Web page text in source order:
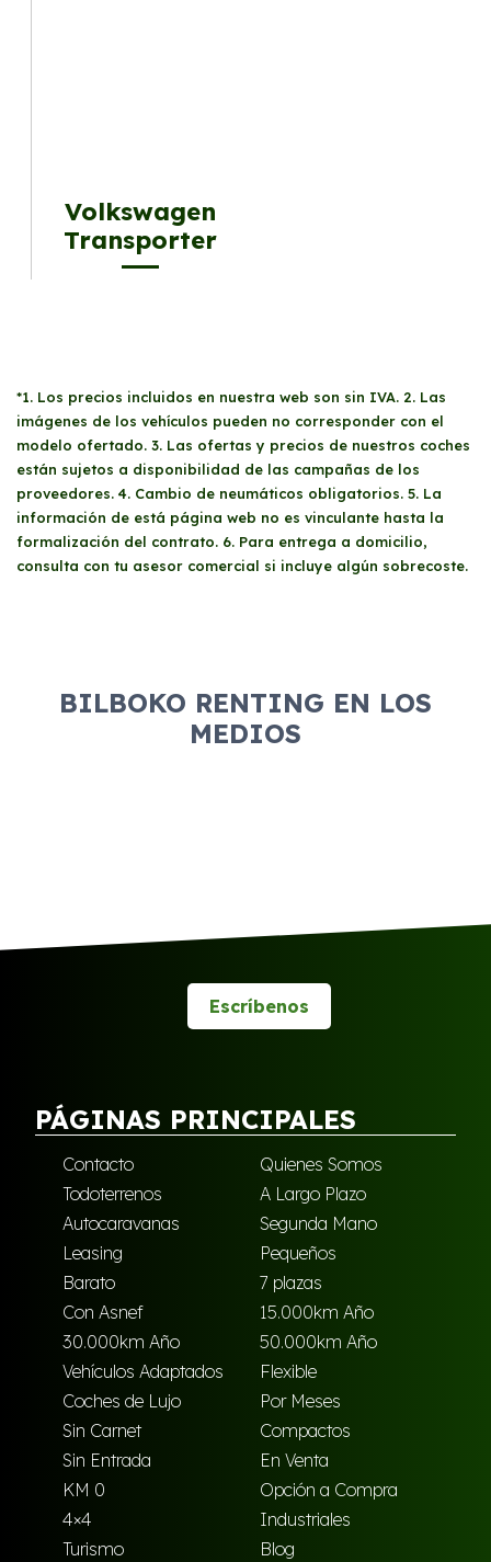
Volkswagen
Transporter
*1. Los precios incluidos en nuestra web son sin IVA. 2. Las
imágenes de los vehículos pueden no corresponder con el
modelo ofertado. 3. Las ofertas y precios de nuestros coches
están sujetos a disponibilidad de las campañas de los
proveedores. 4. Cambio de neumáticos obligatorios. 5. La
información de está página web no es vinculante hasta la
formalización del contrato. 6. Para entrega a domicilio,
consulta con tu asesor comercial si incluye algún sobrecoste.
BILBOKO RENTING EN LOS
MEDIOS
Escríbenos
PÁGINAS PRINCIPALES
Contacto
Quienes Somos
Todoterrenos
A Largo Plazo
Autocaravanas
Segunda Mano
Leasing
Pequeños
Barato
7 plazas
Con Asnef
15.000km Año
30.000km Año
50.000km Año
Vehículos Adaptados
Flexible
Coches de Lujo
Por Meses
Sin Carnet
Compactos
Sin Entrada
En Venta
KM 0
Opción a Compra
4×4
Industriales
Turismo
Blog